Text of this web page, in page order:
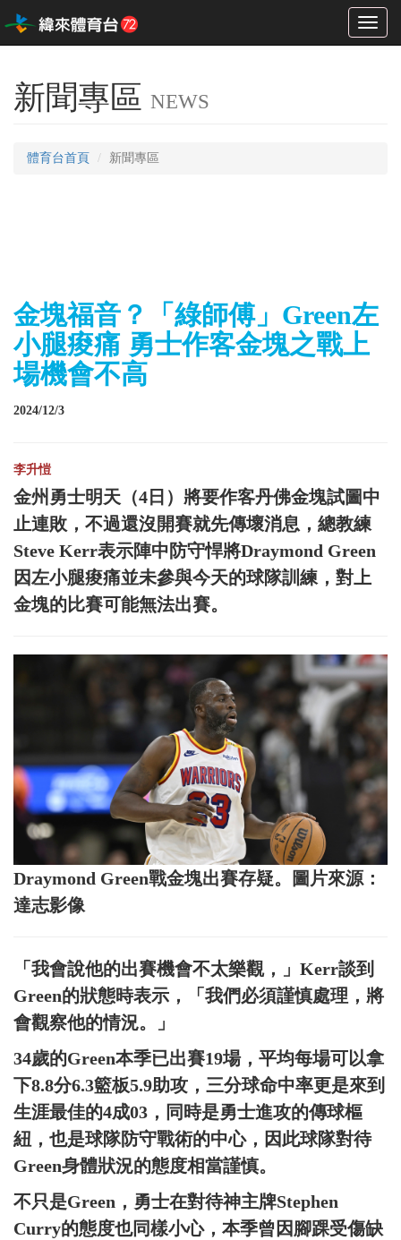
Toggle
新聞專區 NEWS
體育台首頁 新聞專區
金塊福音？「綠師傅」Green左
小腿痠痛 勇士作客金塊之戰上
場機會不高
2024/12/3
李升愷
金州勇士明天（4日）將要作客丹佛金塊試圖中
止連敗，不過還沒開賽就先傳壞消息，總教練
Steve Kerr表示陣中防守悍將Draymond Green
因左小腿痠痛並未參與今天的球隊訓練，對上
金塊的比賽可能無法出賽。
Draymond Green戰金塊出賽存疑。圖片來源：
達志影像
「我會說他的出賽機會不太樂觀，」Kerr談到
Green的狀態時表示，「我們必須謹慎處理，將
會觀察他的情況。」
34歲的Green本季已出賽19場，平均每場可以拿
下8.8分6.3籃板5.9助攻，三分球命中率更是來到
生涯最佳的4成03，同時是勇士進攻的傳球樞
紐，也是球隊防守戰術的中心，因此球隊對待
Green身體狀況的態度相當謹慎。
不只是Green，勇士在對待神主牌Stephen
Curry的態度也同樣小心，本季曾因腳踝受傷缺